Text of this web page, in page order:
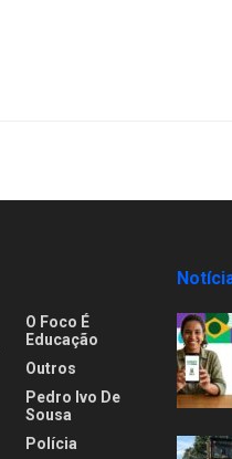
O Foco É
Educação
Outros
Pedro Ivo De
Sousa
Polícia